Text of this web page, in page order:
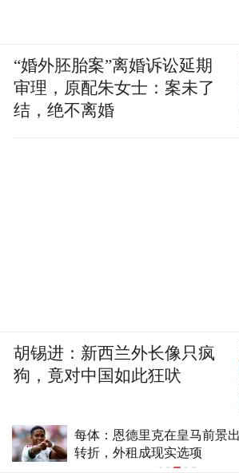
每体：恩德里克在皇马前景
转折，外租成现实选项
“婚外胚胎案”离婚诉讼延期
审理，原配朱女士：案未了
结，绝不离婚
胡锡进：新西兰外长像只疯
狗，竟对中国如此狂吠